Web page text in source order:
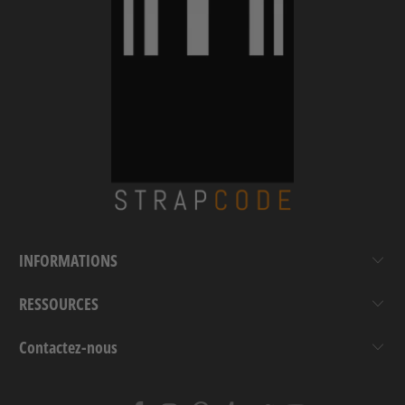
INFORMATIONS
RESSOURCES
Contactez-nous